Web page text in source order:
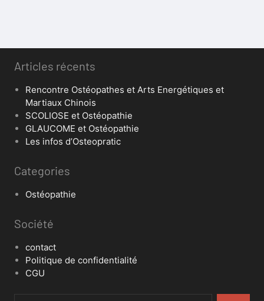
Articles récents
Rencontre Ostéopathes et Arts Energétiques et
Martiaux Chinois
SCOLIOSE et Ostéopathie
GLAUCOME et Ostéopathie
Les infos d’Osteopratic
Categories
Ostéopathie
Société
contact
Politique de confidentialité
CGU